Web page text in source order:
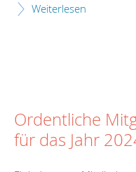
Weiterlesen
Ordentliche
für das Jahr